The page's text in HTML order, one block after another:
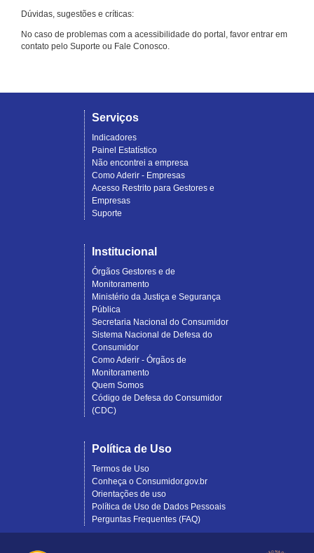
Dúvidas, sugestões e críticas:
No caso de problemas com a acessibilidade do portal, favor entrar em
contato pelo Suporte ou Fale Conosco.
Serviços
Indicadores
Painel Estatístico
Não encontrei a empresa
Como Aderir - Empresas
Acesso Restrito para Gestores e
Empresas
Suporte
Institucional
Órgãos Gestores e de
Monitoramento
Ministério da Justiça e Segurança
Pública
Secretaria Nacional do Consumidor
Sistema Nacional de Defesa do
Consumidor
Como Aderir - Órgãos de
Monitoramento
Quem Somos
Código de Defesa do Consumidor
(CDC)
Política de Uso
Termos de Uso
Conheça o Consumidor.gov.br
Orientações de uso
Política de Uso de Dados Pessoais
Perguntas Frequentes (FAQ)